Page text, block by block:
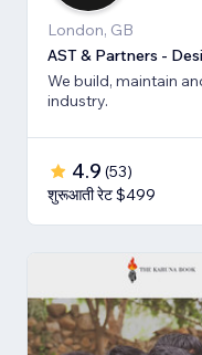
London, GB
AST & Partners -
We build, maintain
industry.
4.9 (53)
शुरूआती रेट $499